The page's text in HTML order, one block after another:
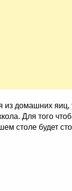
из домашних
Для того
столе будет